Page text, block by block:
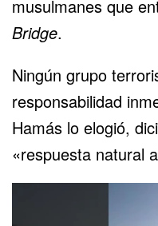
musulmanes que
Bridge.
Ningún grupo
responsabilidad
Hamás lo elogió,
«respuesta natural